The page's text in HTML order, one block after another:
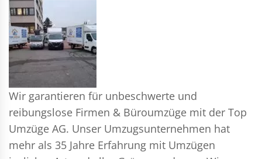
Wir garantieren für unbeschwerte und
reibungslose Firmen & Büroumzüge mit der Top
Umzüge AG. Unser Umzugsunternehmen hat
mehr als 35 Jahre Erfahrung mit Umzügen